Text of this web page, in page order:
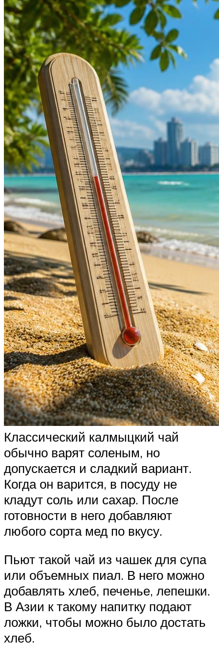
Классический калмыцкий чай
обычно варят соленым, но
допускается и сладкий вариант.
Когда он варится, в посуду не
кладут соль или сахар. После
готовности в него добавляют
любого сорта мед по вкусу.
Пьют такой чай из чашек для супа
или объемных пиал. В него можно
добавлять хлеб, печенье, лепешки.
В Азии к такому напитку подают
ложки, чтобы можно было достать
хлеб.